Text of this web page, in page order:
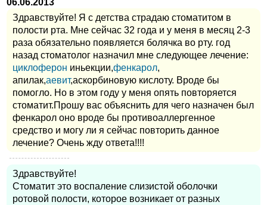
Здравствуйте! Я с детства страдаю стоматитом в
полости рта. Мне сейчас 32 года и у меня в месяц 2-3
раза обязательно появляется болячка во рту. год
назад стоматолог назначил мне следующее лечение:
циклоферон иньекции,фенкарол,
апилак,аевит,аскорбиновую кислоту. Вроде бы
помогло. Но в этом году у меня опять повторяется
стоматит.Прошу вас объяснить для чего назначен был
фенкарол оно вроде бы противоаллергенное
средство и могу ли я сейчас повторить данное
лечение? Очень жду ответа!!!!
Здравствуйте!
Стоматит это воспаление слизистой оболочки
ротовой полости, которое возникает от разных